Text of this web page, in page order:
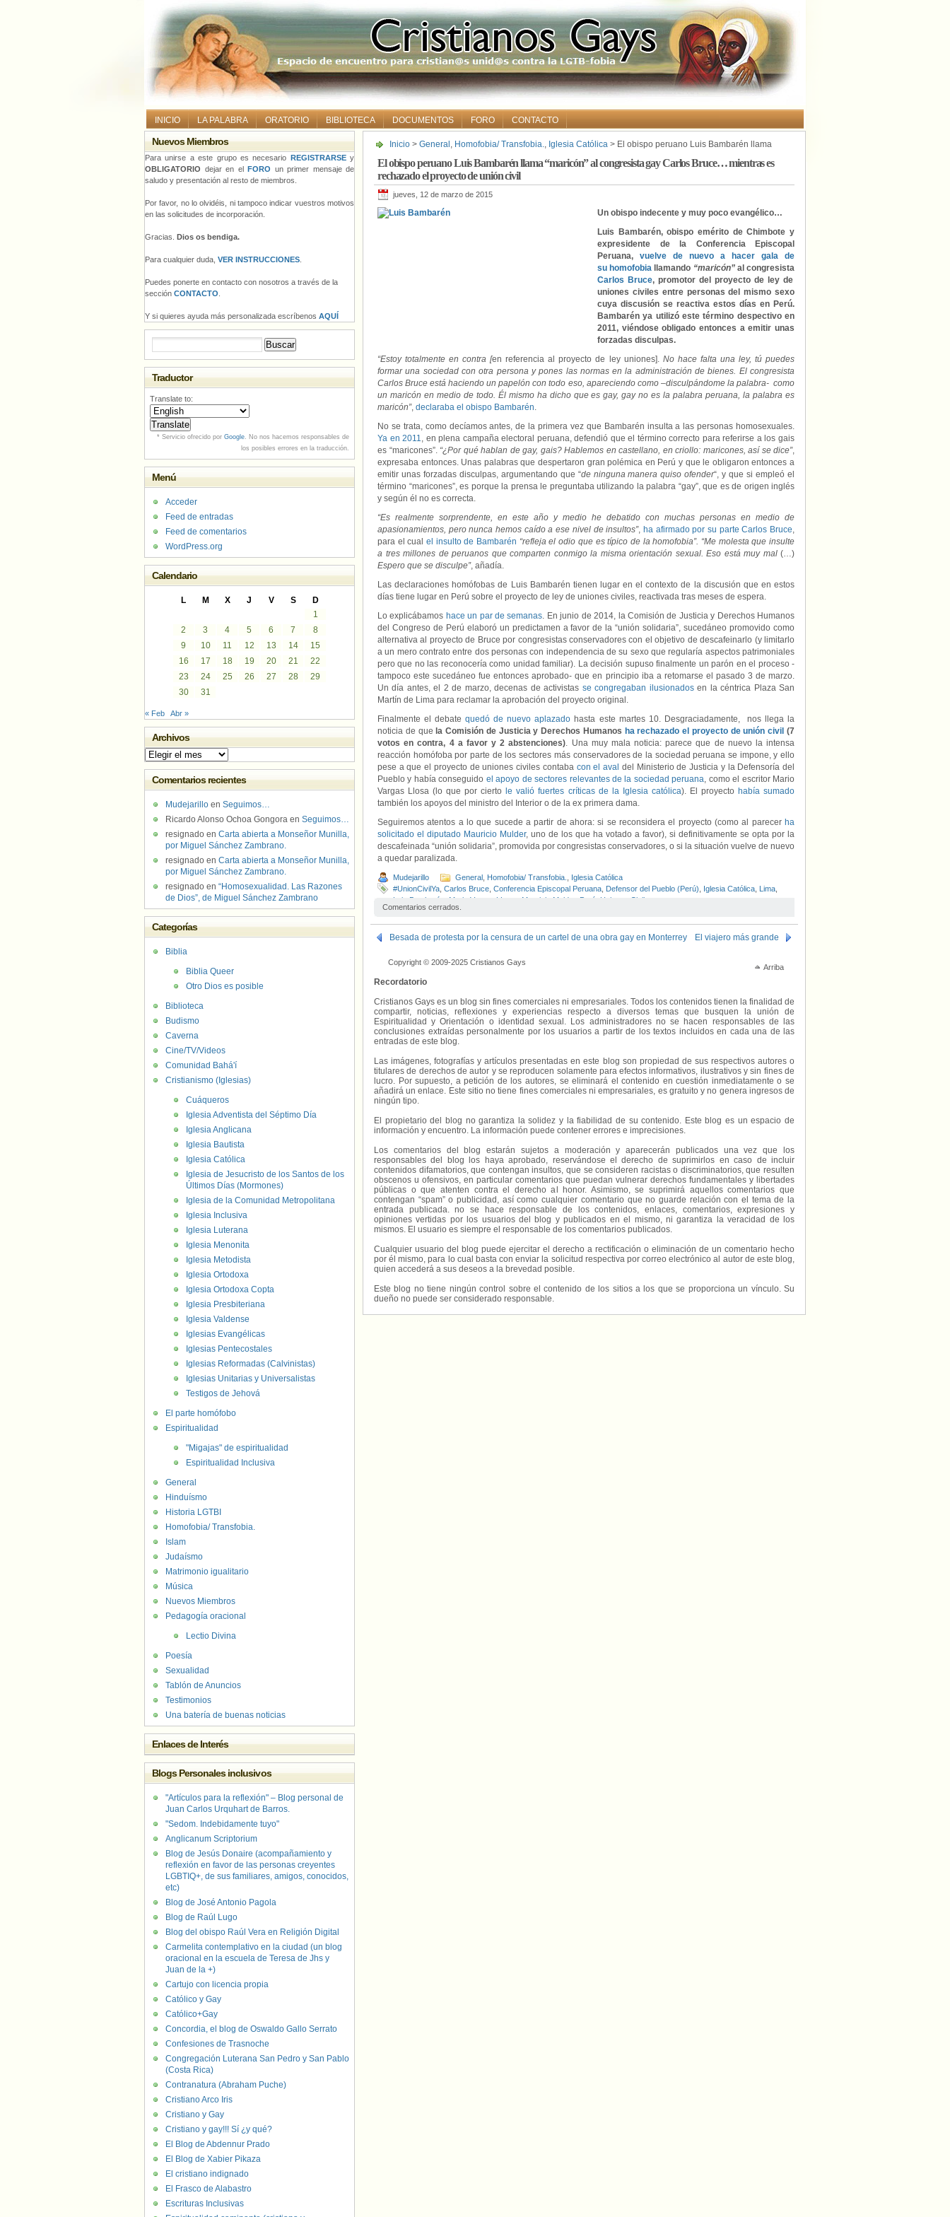
INICIO LA PALABRA ORATORIO BIBLIOTECA DOCUMENTOS FORO CONTACTO
Inicio > General , Homofobia/ Transfobia., Iglesia Católica > El obispo peruano Luis Bambarén llama
El obispo peruano Luis Bambarén llama “maricón” al congresista gay Carlos Bruce… mientras es
rechazado el proyecto de unión civil
jueves, 12 de marzo de 2015
Un obispo indecente y muy poco evangélico…
Luis Bambarén, obispo emérito de Chimbote y
expresidente de la Conferencia Episcopal
Peruana, vuelve de nuevo a hacer gala de
su homofobia llamando “maricón”al congresista
Carlos Bruce, promotor del proyecto de ley de
uniones civiles entre personas del mismo sexo
cuya discusión se reactiva estos días en Perú.
Bambarén ya utilizó este término despectivo en
2011, viéndose obligado entonces a emitir unas
forzadas disculpas.
“Estoy totalmente en contra [en referencia al proyecto de ley uniones].No hace falta una ley, tú puedes
formar una sociedad con otra persona y pones las normas en la administración de bienes. El congresista
Carlos Bruce está haciendo un papelón con todo eso, apareciendo como –disculpándome la palabra- como
un maricón en medio de todo. Él mismo ha dicho que es gay, gay no es la palabra peruana, la palabra es
maricón”, declaraba el obispo Bambarén.
No se trata, como decíamos antes, de la primera vez que Bambarén insulta a las personas homosexuales.
Ya en 2011, en plena campaña electoral peruana, defendió que el término correcto para referirse a los gais
es “maricones”. “¿Por qué hablan de gay, gais? Hablemos en castellano, en criollo: maricones, así se dice”,
expresaba entonces. Unas palabras que despertaron gran polémica en Perú y que le obligaron entonces a
emitir unas forzadas disculpas, argumentando que “de ninguna manera quiso ofender“, y que si empleó el
término “maricones”, es porque la prensa le preguntaba utilizando la palabra “gay”, que es de origen inglés
y según él no es correcta.
“Es realmente sorprendente, en este año y medio he debatido con muchas personas en medio de
apasionamientos, pero nunca hemos caído a ese nivel de insultos”, ha afirmado por su parte Carlos Bruce,
para el cual el insulto de Bambarén “refleja el odio que es típico de la homofobia”. “Me molesta que insulte
a tres millones de peruanos que comparten conmigo la misma orientación sexual. Eso está muy mal (…)
Espero que se disculpe”, añadía.
Las declaraciones homófobas de Luis Bambarén tienen lugar en el contexto de la discusión que en estos
días tiene lugar en Perú sobre el proyecto de ley de uniones civiles, reactivada tras meses de espera.
Lo explicábamos hace un par de semanas. En junio de 2014, la Comisión de Justicia y Derechos Humanos
del Congreso de Perú elaboró un predictamen a favor de la “unión solidaria”, sucedáneo promovido como
alternativa al proyecto de Bruce por congresistas conservadores con el objetivo de descafeinarlo (y limitarlo
a un mero contrato entre dos personas con independencia de su sexo que regularía aspectos patrimoniales
pero que no las reconocería como unidad familiar). La decisión supuso finalmente un parón en el proceso -
tampoco este sucedáneo fue entonces aprobado- que en principio iba a retomarse el pasado 3 de marzo.
Un día antes, el 2 de marzo, decenas de activistas se congregaban ilusionadosen la céntrica Plaza San
Martín de Lima para reclamar la aprobación del proyecto original.
Finalmente el debatequedó de nuevo aplazado hasta este martes 10. Desgraciadamente, nos llega la
noticia de que la Comisión de Justicia y Derechos Humanos ha rechazado el proyecto de unión civil (7
votos en contra, 4 a favor y 2 abstenciones). Una muy mala noticia: parece que de nuevo la intensa
reacción homófoba por parte de los sectores más conservadores de la sociedad peruana se impone, y ello
pese a que el proyecto de uniones civiles contaba con el aval del Ministerio de Justicia y la Defensoría del
Pueblo y había conseguido el apoyo de sectores relevantes de la sociedad peruana, como el escritor Mario
Vargas Llosa (lo que por cierto le valió fuertes críticas de la Iglesia católica). El proyecto había sumado
también los apoyos del ministro del Interior o de la ex primera dama.
Seguiremos atentos a lo que sucede a partir de ahora: si se reconsidera el proyecto (como al parecer ha
solicitado el diputado Mauricio Mulder, uno de los que ha votado a favor), si definitivamente se opta por la
descafeinada “unión solidaria”, promovida por congresistas conservadores, o si la situación vuelve de nuevo
a quedar paralizada.
Mudejarillo General Homofobia/ Transfobia.
Iglesia Católica
#UnionCivilYa Carlos Bruce Conferencia Episcopal Peruana Defensor del Pueblo (Perú) Iglesia Católica Lima
Luis Bambarén
Mario Vargas LLosa Mauricio Mulder Perú Uniones Civiles
Comentarios cerrados.
Besada de protesta por la censura de un cartel de una obra gay en Monterrey El viajero más grande
Arriba
Copyright © 2009-2025 Cristianos Gays
Recordatorio
Cristianos Gays es un blog sin fines comerciales ni empresariales. Todos los contenidos tienen la finalidad de
compartir, noticias, reflexiones y experiencias respecto a diversos temas que busquen la unión de
Espiritualidad y Orientación o identidad sexual. Los administradores no se hacen responsables de las
conclusiones extraídas personalmente por los usuarios a partir de los textos incluidos en cada una de las
entradas de este blog.
Las imágenes, fotografías y artículos presentadas en este blog son propiedad de sus respectivos autores o
titulares de derechos de autor y se reproducen solamente para efectos informativos, ilustrativos y sin fines de
lucro. Por supuesto, a petición de los autores, se eliminará el contenido en cuestión inmediatamente o se
añadirá un enlace. Este sitio no tiene fines comerciales ni empresariales, es gratuito y no genera ingresos de
ningún tipo.
El propietario del blog no garantiza la solidez y la fiabilidad de su contenido. Este blog es un espacio de
información y encuentro. La información puede contener errores e imprecisiones.
Los comentarios del blog estarán sujetos a moderación y aparecerán publicados una vez que los
responsables del blog los haya aprobado, reservándose el derecho de suprimirlos en caso de incluir
contenidos difamatorios, que contengan insultos, que se consideren racistas o discriminatorios, que resulten
obscenos u ofensivos, en particular comentarios que puedan vulnerar derechos fundamentales y libertades
públicas o que atenten contra el derecho al honor. Asimismo, se suprimirá aquellos comentarios que
contengan “spam” o publicidad, así como cualquier comentario que no guarde relación con el tema de la
entrada publicada. no se hace responsable de los contenidos, enlaces, comentarios, expresiones y
opiniones vertidas por los usuarios del blog y publicados en el mismo, ni garantiza la veracidad de los
mismos. El usuario es siempre el responsable de los comentarios publicados.
Cualquier usuario del blog puede ejercitar el derecho a rectificación o eliminación de un comentario hecho
por él mismo, para lo cual basta con enviar la solicitud respectiva por correo electrónico al autor de este blog,
quien accederá a sus deseos a la brevedad posible.
Este blog no tiene ningún control sobre el contenido de los sitios a los que se proporciona un vínculo. Su
dueño no puede ser considerado responsable.
Nuevos Miembros
Para unirse a este grupo es necesario REGISTRARSEy
OBLIGATORIO dejar en el FORO un primer mensaje de
saludo y presentación al resto de miembros.
Por favor, no lo olvidéis, ni tampoco indicar vuestros motivos
en las solicitudes de incorporación.
Gracias. Dios os bendiga.
Para cualquier duda, VER INSTRUCCIONES
Puedes ponerte en contacto con nosotros a través de la
sección CONTACTO
Y si quieres ayuda más personalizada escríbenos AQUÍ
Traductor
Translate to:
* Servicio ofrecido por Google. No nos hacemos responsables de
los posibles errores en la traducción.
Menú
Acceder
Feed de entradas
Feed de comentarios
WordPress.org
Calendario
L M X J V S
D
1
2
3 4 5 6 7
8
9
10 11 12 13 14
15
16
17 18 19 20 21
22
23
24 25 26 27 28
29
30
31
« Feb Abr »
Archivos
Archivos
Comentarios recientes
Mudejarillo en Seguimos…
Ricardo Alonso Ochoa Gongora en Seguimos…
resignado en Carta abierta a Monseñor Munilla,
por Miguel Sánchez Zambrano.
resignado en Carta abierta a Monseñor Munilla,
por Miguel Sánchez Zambrano.
resignado en “Homosexualidad. Las Razones
de Dios”, de Miguel Sánchez Zambrano
Categorías
Biblia
Biblia Queer
Otro Dios es posible
Biblioteca
Budismo
Caverna
Cine/TV/Videos
Comunidad Bahá'í
Cristianismo (Iglesias)
Cuáqueros
Iglesia Adventista del Séptimo Día
Iglesia Anglicana
Iglesia Bautista
Iglesia Católica
Iglesia de Jesucristo de los Santos de los
Últimos Días (Mormones)
Iglesia de la Comunidad Metropolitana
Iglesia Inclusiva
Iglesia Luterana
Iglesia Menonita
Iglesia Metodista
Iglesia Ortodoxa
Iglesia Ortodoxa Copta
Iglesia Presbiteriana
Iglesia Valdense
Iglesias Evangélicas
Iglesias Pentecostales
Iglesias Reformadas (Calvinistas)
Iglesias Unitarias y Universalistas
Testigos de Jehová
El parte homófobo
Espiritualidad
"Migajas" de espiritualidad
Espiritualidad Inclusiva
General
Hinduísmo
Historia LGTBI
Homofobia/ Transfobia.
Islam
Judaísmo
Matrimonio igualitario
Música
Nuevos Miembros
Pedagogía oracional
Lectio Divina
Poesía
Sexualidad
Tablón de Anuncios
Testimonios
Una batería de buenas noticias
Enlaces de Interés
Blogs Personales inclusivos
"Artículos para la reflexión" – Blog personal de
Juan Carlos Urquhart de Barros.
"Sedom. Indebidamente tuyo"
Anglicanum Scriptorium
Blog de Jesús Donaire (acompañamiento y
reflexión en favor de las personas creyentes
LGBTIQ+, de sus familiares, amigos, conocidos,
etc)
Blog de José Antonio Pagola
Blog de Raúl Lugo
Blog del obispo Raúl Vera en Religión Digital
Carmelita contemplativo en la ciudad (un blog
oracional en la escuela de Teresa de Jhs y
Juan de la +)
Cartujo con licencia propia
Católico y Gay
Católico+Gay
Concordia, el blog de Oswaldo Gallo Serrato
Confesiones de Trasnoche
Congregación Luterana San Pedro y San Pablo
(Costa Rica)
Contranatura (Abraham Puche)
Cristiano Arco Iris
Cristiano y Gay
Cristiano y gay!!! Sí ¿y qué?
El Blog de Abdennur Prado
El Blog de Xabier Pikaza
El cristiano indignado
El Frasco de Alabastro
Escrituras Inclusivas